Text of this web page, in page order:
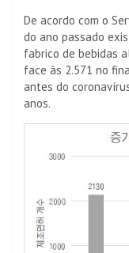
De acordo com o
do ano passado
fabrico de bebidas
face às 2.571 no
antes do
anos.